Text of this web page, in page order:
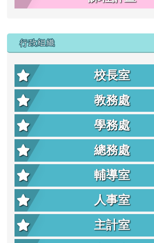
行政組織
校長室
教務處
學務處
總務處
輔導室
人事室
主計室